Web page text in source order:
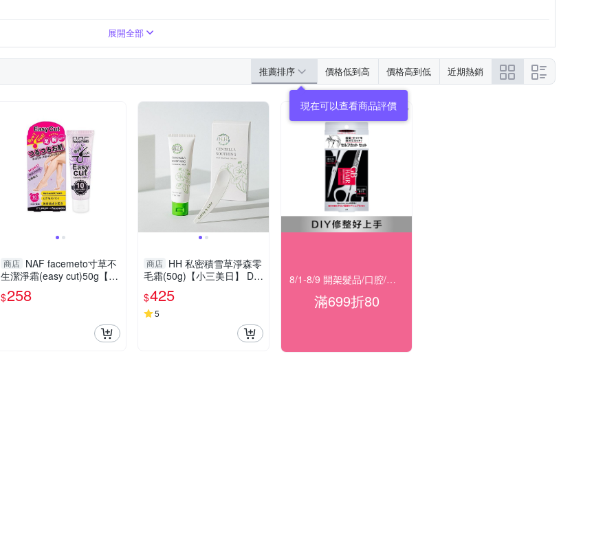
展開全部
推薦排序 價格低到高 價格高到低 近期熱銷
現在可以查看商品評價
商店 NAF facemeto寸草不
生潔淨霜(easy cut)50g【小
三美日】
$258
商店 HH 私密積雪草淨森零
毛霜(50g)【小三美日】 DS
022143
$425
5
8/1-8/9 開架髮品/口腔/洗沐★滿699折80
滿699折80